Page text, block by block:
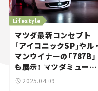
Lifestyle
マツダ最新コンセプト
「アイコニックSP」やル・
マンウイナーの「787B」
も展示！ マツダミュージ
アムがリニューアルオー
2025.04.09